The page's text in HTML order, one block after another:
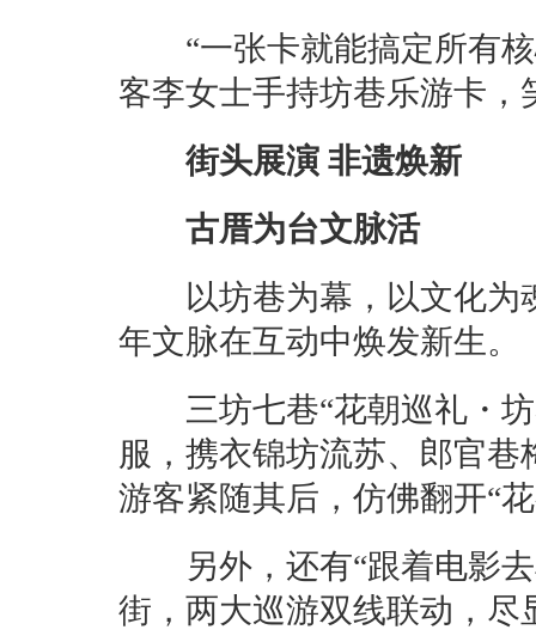
“一张卡就能搞定所有核
客李女士手持坊巷乐游卡
街头展演 非遗焕新
古厝为台文脉活
以坊巷为幕，以文化为
年文脉在互动中焕发新生。
三坊七巷“花朝巡礼・坊
服，携衣锦坊流苏、郎官
游客紧随其后，仿佛翻开“
另外，还有“跟着电影去
街，两大巡游双线联动，尽